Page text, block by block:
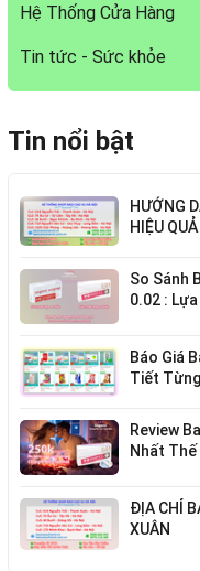
Hệ Thống Cửa Hàng
Tin tức - Sức khỏe
Tin nổi bật
HƯỚNG
HIỆU
So Sánh
0.02 :
Báo Giá
Tiết
Review
Nhất Thế
ĐỊA CHỈ
XUÂN